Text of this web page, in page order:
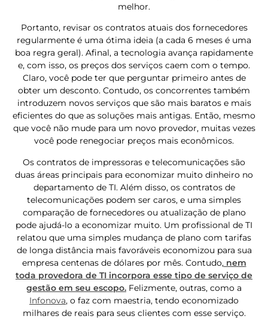
melhor.
Portanto, revisar os contratos atuais dos fornecedores
regularmente é uma ótima ideia (a cada 6 meses é uma
boa regra geral). Afinal, a tecnologia avança rapidamente
e, com isso, os preços dos serviços caem com o tempo.
Claro, você pode ter que perguntar primeiro antes de
obter um desconto. Contudo, os concorrentes também
introduzem novos serviços que são mais baratos e mais
eficientes do que as soluções mais antigas. Então, mesmo
que você não mude para um novo provedor, muitas vezes
você pode renegociar preços mais econômicos.
Os contratos de impressoras e telecomunicações são
duas áreas principais para economizar muito dinheiro no
departamento de TI. Além disso, os contratos de
telecomunicações podem ser caros, e uma simples
comparação de fornecedores ou atualização de plano
pode ajudá-lo a economizar muito. Um profissional de TI
relatou que uma simples mudança de plano com tarifas
de longa distância mais favoráveis ​​economizou para sua
empresa centenas de dólares por mês. Contudo, nem
toda provedora de TI incorpora esse tipo de serviço de
gestão em seu escopo. Felizmente, outras, como a
Infonova, o faz com maestria, tendo economizado
milhares de reais para seus clientes com esse serviço.